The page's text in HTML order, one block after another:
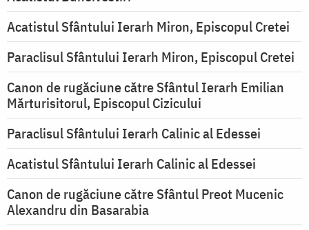
Acatistul Sfântului Ierarh Miron, Episcopul Cretei
Paraclisul Sfântului Ierarh Miron, Episcopul Cretei
Canon de rugăciune către Sfântul Ierarh Emilian
Mărturisitorul, Episcopul Cizicului
Paraclisul Sfântului Ierarh Calinic al Edessei
Acatistul Sfântului Ierarh Calinic al Edessei
Canon de rugăciune către Sfântul Preot Mucenic
Alexandru din Basarabia